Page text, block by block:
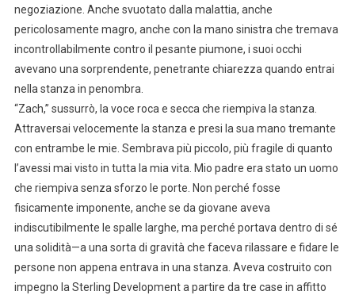
negoziazione. Anche svuotato dalla malattia, anche
pericolosamente magro, anche con la mano sinistra che tremava
incontrollabilmente contro il pesante piumone, i suoi occhi
avevano una sorprendente, penetrante chiarezza quando entrai
nella stanza in penombra.
“Zach,” sussurrò, la voce roca e secca che riempiva la stanza.
Attraversai velocemente la stanza e presi la sua mano tremante
con entrambe le mie. Sembrava più piccolo, più fragile di quanto
l’avessi mai visto in tutta la mia vita. Mio padre era stato un uomo
che riempiva senza sforzo le porte. Non perché fosse
fisicamente imponente, anche se da giovane aveva
indiscutibilmente le spalle larghe, ma perché portava dentro di sé
una solidità—a una sorta di gravità che faceva rilassare e fidare le
persone non appena entrava in una stanza. Aveva costruito con
impegno la Sterling Development a partire da tre case in affitto